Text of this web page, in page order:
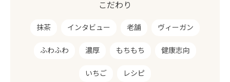
こだわり
抹茶 インタビュー 老舗 ヴィーガン
ふわふわ 濃厚 もちもち 健康志向
いちご レシピ